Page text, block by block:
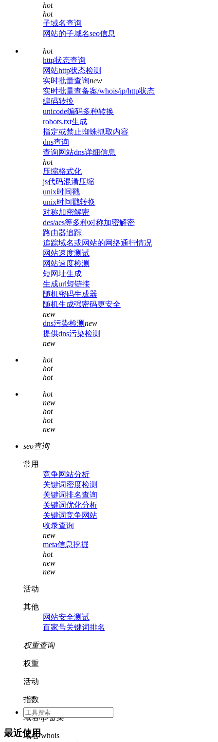
hot
hot
子域名查询
网站的子域名seo信息
hot
http状态查询
网站http状态检测
实时批量查询new
实时批量查备案/whois/ip/http状态
编码转换
unicode编码多种转换
robots.txt生成
指定或禁止蜘蛛抓取内容
dns查询
查询网站dns详细信息
hot
压缩格式化
js代码混淆压缩
unix时间戳
unix时间戳转换
对称加密解密
des/aes等多种对称加密解密
路由器追踪
追踪域名或网站的网络通行情况
网站速度测试
网站速度检测
短网址生成
生成url短链接
随机密码生成器
随机生成强密码更安全
new
dns污染检测new
提供dns污染检测
new
hot
hot
hot
hot
new
hot
hot
new
seo查询
常用
竞争网站分析
关键词密度检测
关键词排名查询
关键词优化分析
关键词竞争网站
收录查询
new
meta信息挖掘
hot
new
new
活动
其他
网站安全测试
百家号关键词排名
权重查询
权重
活动
指数
域名/ip/备案
域名/whois
最近使用